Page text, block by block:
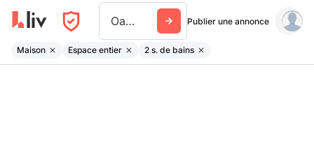
Oakridge Park Publier une annonce
Maison Espace entier 2 s. de bains